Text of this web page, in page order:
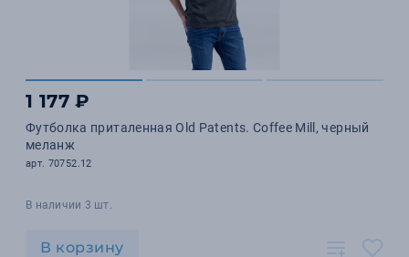
1 177 ₽
Футболка приталенная Old Patents. Coffee Mill, черный
меланж
арт. 70752.12
В наличии 3 шт.
В корзину